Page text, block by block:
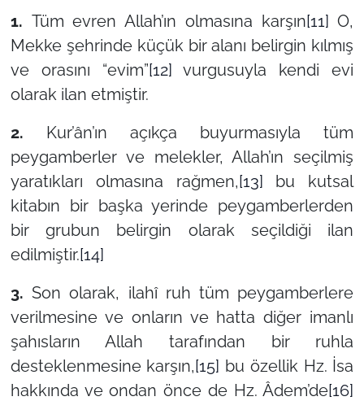
1. Tüm evren Allah’ın olmasına karşın[11] O,
Mekke şehrinde küçük bir alanı belirgin kılmış
ve orasını “evim”[12] vurgusuyla kendi evi
olarak ilan etmiştir.
2. Kur’ân’ın açıkça buyurmasıyla tüm
peygamberler ve melekler, Allah’ın seçilmiş
yaratıkları olmasına rağmen,[13] bu kutsal
kitabın bir başka yerinde peygamberlerden
bir grubun belirgin olarak seçildiği ilan
edilmiştir.[14]
3. Son olarak, ilahî ruh tüm peygamberlere
verilmesine ve onların ve hatta diğer imanlı
şahısların Allah tarafından bir ruhla
desteklenmesine karşın,[15] bu özellik Hz. İsa
hakkında ve ondan önce de Hz. Âdem’de[16]